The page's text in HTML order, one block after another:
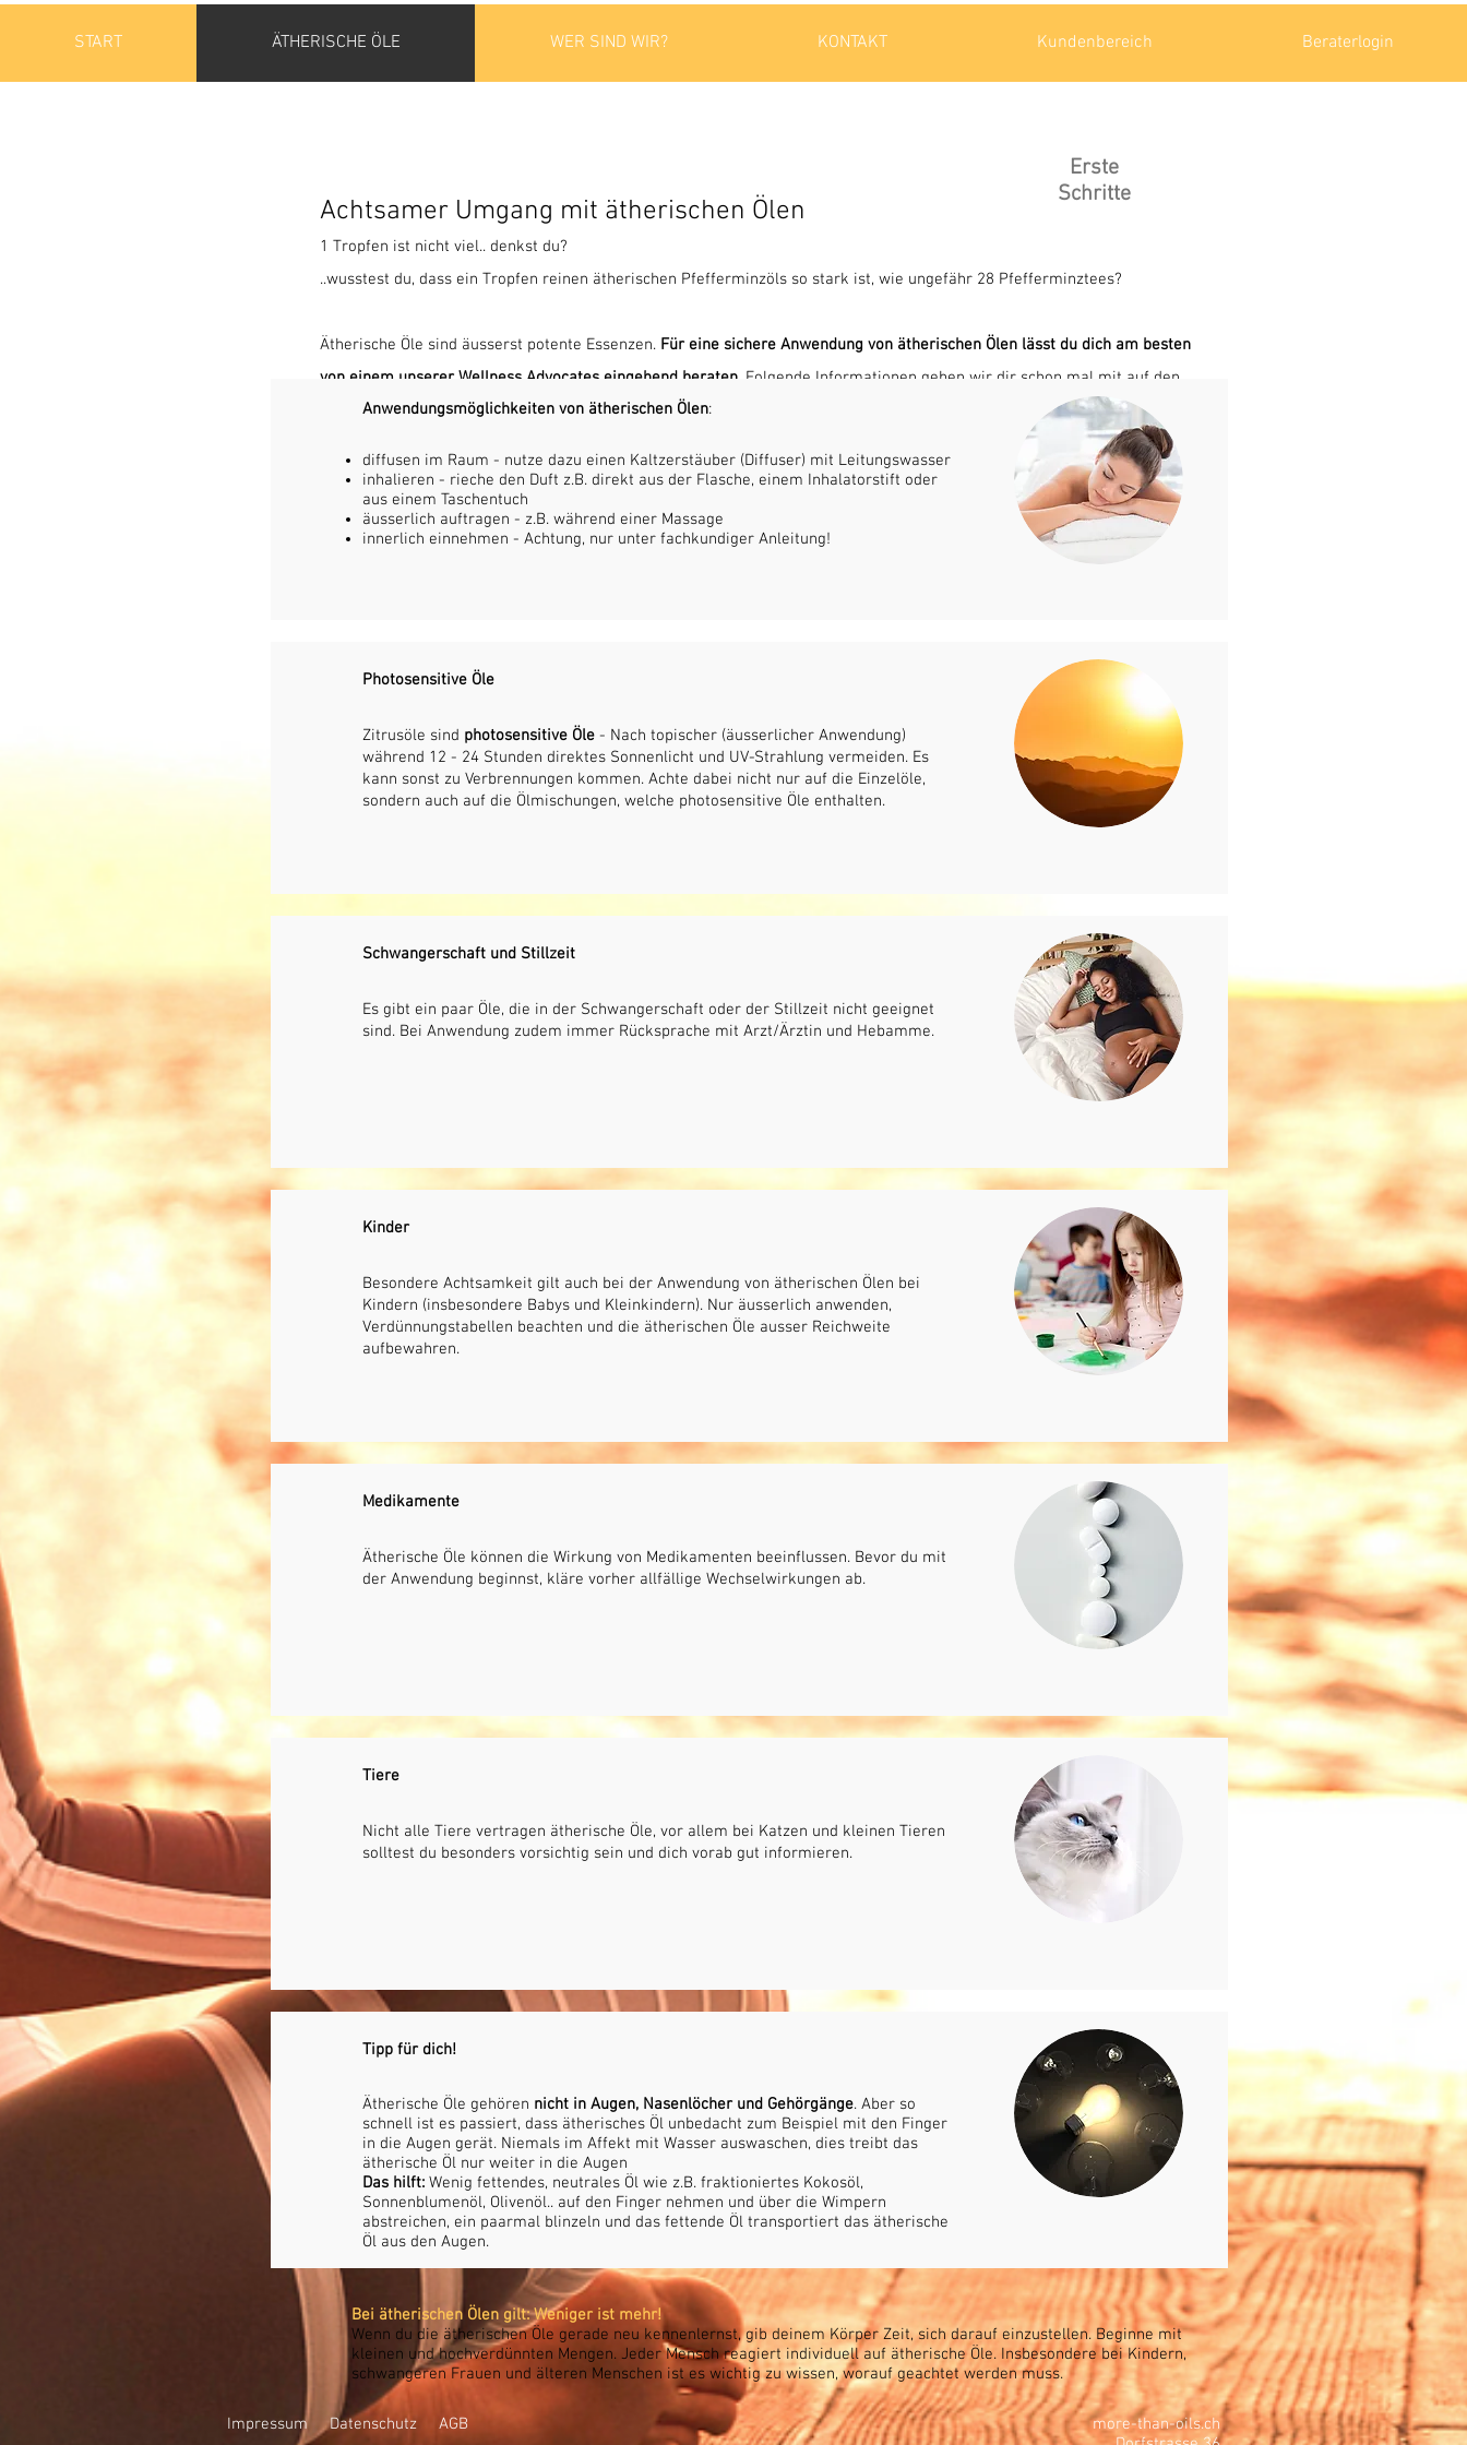
START ÄTHERISCHE ÖLE WER SIND WIR? KONTAKT Kundenbereich Beraterlogin
Achtsamer Umgang mit ätherischen Ölen
1 Tropfen ist nicht viel.. denkst du?
..wusstest du, dass ein Tropfen reinen ätherischen Pfefferminzöls so stark ist, wie ungefähr 28 Pfefferminztees?
Ätherische Öle sind äusserst potente Essenzen. Für eine sichere Anwendung von ätherischen Ölen lässt du dich am besten
von einem unserer Wellness Advocates eingehend beraten. Folgende Informationen geben wir dir schon mal mit auf den
Erste
Schritte
Bei ätherischen Ölen gilt: Weniger ist mehr!
Wenn du die ätherischen Öle gerade neu kennenlernst, gib deinem Körper Zeit, sich darauf einzustellen. Beginne mit
kleinen und hochverdünnten Mengen. Jeder Mensch reagiert individuell auf ätherische Öle. Insbesondere bei Kindern,
schwangeren Frauen und älteren Menschen ist es wichtig zu wissen, worauf geachtet werden muss.
Anwendungsmöglichkeiten von ätherischen Ölen:
diffusen im Raum - nutze dazu einen Kaltzerstäuber (Diffuser) mit Leitungswasser
inhalieren - rieche den Duft z.B. direkt aus der Flasche, einem Inhalatorstift oder
aus einem Taschentuch
äusserlich auftragen - z.B. während einer Massage
innerlich einnehmen - Achtung, nur unter fachkundiger Anleitung!
Photosensitive Öle
Zitrusöle sind photosensitive Öle - Nach topischer (äusserlicher Anwendung)
während 12 - 24 Stunden direktes Sonnenlicht und UV-Strahlung vermeiden. Es
kann sonst zu Verbrennungen kommen. Achte dabei nicht nur auf die Einzelöle,
sondern auch auf die Ölmischungen, welche photosensitive Öle enthalten.
Schwangerschaft und Stillzeit
Es gibt ein paar Öle, die in der Schwangerschaft oder der Stillzeit nicht geeignet
sind. Bei Anwendung zudem immer Rücksprache mit Arzt/Ärztin und Hebamme.
Kinder
Besondere Achtsamkeit gilt auch bei der Anwendung von ätherischen Ölen bei
Kindern (insbesondere Babys und Kleinkindern). Nur äusserlich anwenden,
Verdünnungstabellen beachten und die ätherischen Öle ausser Reichweite
aufbewahren.
Medikamente
Ätherische Öle können die Wirkung von Medikamenten beeinflussen. Bevor du mit
der Anwendung beginnst, kläre vorher allfällige Wechselwirkungen ab.
Tiere
Nicht alle Tiere vertragen ätherische Öle, vor allem bei Katzen und kleinen Tieren
solltest du besonders vorsichtig sein und dich vorab gut informieren.
Tipp für dich!
Ätherische Öle gehören nicht in Augen, Nasenlöcher und Gehörgänge. Aber so
schnell ist es passiert, dass ätherisches Öl unbedacht zum Beispiel mit den Finger
in die Augen gerät. Niemals im Affekt mit Wasser auswaschen, dies treibt das
ätherische Öl nur weiter in die Augen
Das hilft: Wenig fettendes, neutrales Öl wie z.B. fraktioniertes Kokosöl,
Sonnenblumenöl, Olivenöl.. auf den Finger nehmen und über die Wimpern
abstreichen, ein paarmal blinzeln und das fettende Öl transportiert das ätherische
Öl aus den Augen.
Impressum Datenschutz AGB
more-than-oils.ch